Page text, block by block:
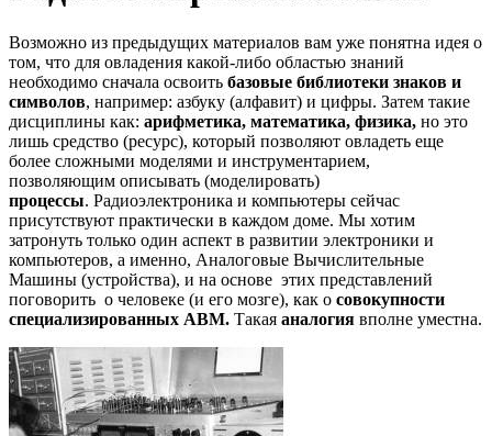
Возможно из предыдущих материалов вам уже понятна идея о
том, что для овладения какой-либо областью знаний
необходимо сначала освоить базовые библиотеки знаков и
символов, например: азбуку (алфавит) и цифры. Затем такие
дисциплины как: арифметика, математика, физика, но это
лишь средство (ресурс), который позволяют овладеть еще
более сложными моделями и инструментарием,
позволяющим описывать (моделировать)
процессы. Радиоэлектроника и компьютеры сейчас
присутствуют практически в каждом доме. Мы хотим
затронуть только один аспект в развитии электроники и
компьютеров, а именно, Аналоговые Вычислительные
Машины (устройства), и на основе этих представлений
поговорить о человеке (и его мозге), как о совокупности
специализированных АВМ. Такая аналогия вполне уместна.